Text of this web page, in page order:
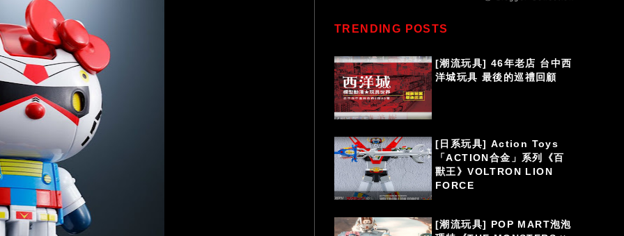
TRENDING POSTS
[潮流玩具] 46年老店 台中西
洋城玩具 最後的巡禮回顧
[日系玩具] Action Toys
「ACTION合金」系列《百
獸王》VOLTRON LION
FORCE
[潮流玩具] POP MART泡泡